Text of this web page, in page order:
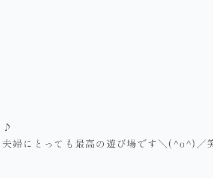
婦にとっても最高の遊び場です＼(^o^)／